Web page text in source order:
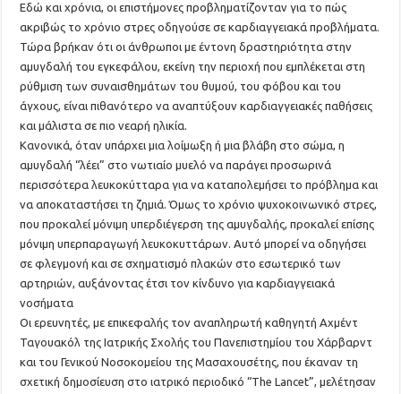
Εδώ και χρόνια, οι επιστήμονες προβληματίζονταν για το πώς
ακριβώς το χρόνιο στρες οδηγούσε σε καρδιαγγειακά προβλήματα.
Τώρα βρήκαν ότι οι άνθρωποι με έντονη δραστηριότητα στην
αμυγδαλή του εγκεφάλου, εκείνη την περιοχή που εμπλέκεται στη
ρύθμιση των συναισθημάτων του θυμού, του φόβου και του
άγχους, είναι πιθανότερο να αναπτύξουν καρδιαγγειακές παθήσεις
και μάλιστα σε πιο νεαρή ηλικία.
Κανονικά, όταν υπάρχει μια λοίμωξη ή μια βλάβη στο σώμα, η
αμυγδαλή “λέει” στο νωτιαίο μυελό να παράγει προσωρινά
περισσότερα λευκοκύτταρα για να καταπολεμήσει το πρόβλημα και
να αποκαταστήσει τη ζημιά. Όμως το χρόνιο ψυχοκοινωνικό στρες,
που προκαλεί μόνιμη υπερδιέγερση της αμυγδαλής, προκαλεί επίσης
μόνιμη υπερπαραγωγή λευκοκυττάρων. Αυτό μπορεί να οδηγήσει
σε φλεγμονή και σε σχηματισμό πλακών στο εσωτερικό των
αρτηριών, αυξάνοντας έτσι τον κίνδυνο για καρδιαγγειακά
νοσήματα
Οι ερευνητές, με επικεφαλής τον αναπληρωτή καθηγητή Αχμέντ
Ταγουακόλ της Ιατρικής Σχολής του Πανεπιστημίου του Χάρβαρντ
και του Γενικού Νοσοκομείου της Μασαχουσέτης, που έκαναν τη
σχετική δημοσίευση στο ιατρικό περιοδικό “The Lancet”, μελέτησαν